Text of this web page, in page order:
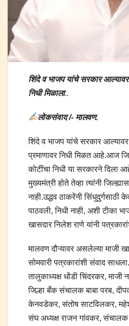
शिंदे व भाजप यांचे सरकार
निधी मिळाला..
लोकसंवाद /- मालवण.
शिंदे व भाजप यांचे सरकार आल्यावर
प्रमाणावर निधी मिळत आहे.आज
कोटींचा निधी या सरकारने दिला
मुख्यमंत्री होते तेव्हा त्यांनी
नाही.उद्धव ठाकरेंनी सिंधुदुर्गसाठी
पाठवली, निधी नाही, अशी टीका
खासदार निलेश राणे यांनी
मालवण दौऱ्यावर असलेल्या माजी
सोमवारी पत्रकारांशी संवाद
तालुकाध्यक्ष धोंडी चिंदरकर,
जिल्हा बँक संचालक बाबा परब,
केनवडेकर, संतोष साटविलकर,
संघ अध्यक्ष राजन गांवकर,